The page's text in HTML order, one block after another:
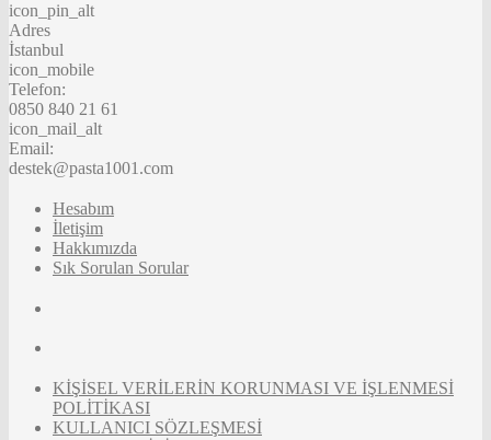
icon_pin_alt
Adres
İstanbul
icon_mobile
Telefon:
0850 840 21 61
icon_mail_alt
Email:
destek@pasta1001.com
Hesabım
İletişim
Hakkımızda
Sık Sorulan Sorular
KİŞİSEL VERİLERİN KORUNMASI VE İŞLENMESİ
POLİTİKASI
KULLANICI SÖZLEŞMESİ